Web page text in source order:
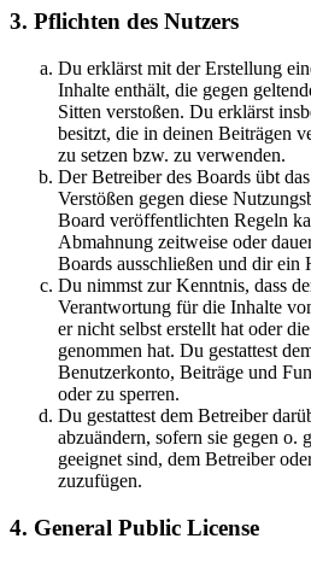
3. Pflichten des Nutzers
Du erklärst mit der Erstellung
Inhalte enthält, die gegen
Sitten verstoßen. Du erklärst
besitzt, die in deinen Beiträgen
zu setzen bzw. zu verwenden.
Der Betreiber des Boards übt
Verstößen gegen diese
Board veröffentlichten Regeln
Abmahnung zeitweise oder
Boards ausschließen und dir ein
Du nimmst zur Kenntnis, dass
Verantwortung für die Inhalte
er nicht selbst erstellt hat oder
genommen hat. Du gestattest
Benutzerkonto, Beiträge und
oder zu sperren.
Du gestattest dem Betreiber
abzuändern, sofern sie gegen o.
geeignet sind, dem Betreiber
zuzufügen.
4. General Public License